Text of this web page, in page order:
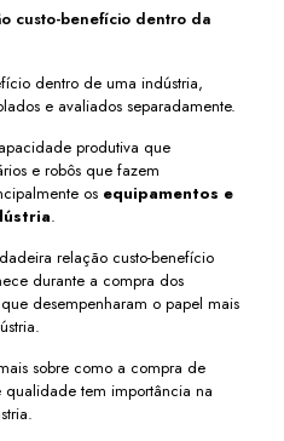
custo-benefício dentro da
dentro de uma indústria,
e avaliados separadamente.
produtiva que
e robôs que fazem
os equipamentos e
.
relação custo-benefício
durante a compra dos
desempenharam o papel mais
sobre como a compra de
tem importância na